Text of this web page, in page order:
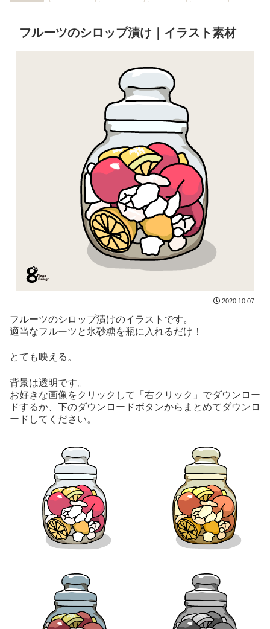
フルーツのシロップ漬け｜イラスト素材
2020.10.07
フルーツのシロップ漬けのイラストです。
適当なフルーツと氷砂糖を瓶に入れるだけ！
とても映える。
背景は透明です。
お好きな画像をクリックして「右クリック」でダウンロー
ドするか、下のダウンロードボタンからまとめてダウンロ
ードしてください。